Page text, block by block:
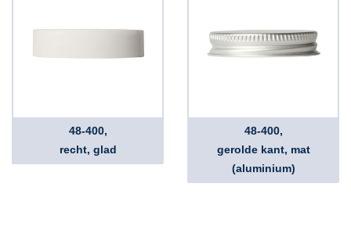
48-400,
recht, glad
48-400,
gerolde kant, mat
(aluminium)